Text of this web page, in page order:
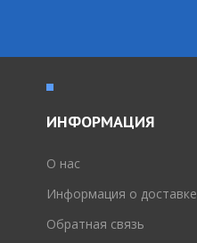
ИНФОРМАЦИЯ
O нас
Информация о доставке
Обратная связь